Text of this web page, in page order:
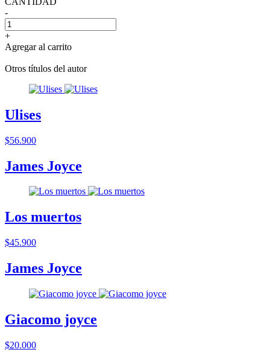
-
+
Agregar al carrito
Otros títulos del autor
Ulises
$56.900
James Joyce
Los muertos
$45.900
James Joyce
Giacomo joyce
$20.000